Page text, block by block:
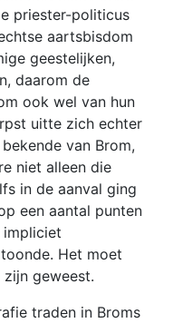
priester-politicus
aartsbisdom
geestelijken,
daarom de
ook wel van hun
uitte zich echter
van Brom,
niet alleen die
in de aanval ging
een aantal punten
impliciet
Het moet
geweest.
traden in Broms